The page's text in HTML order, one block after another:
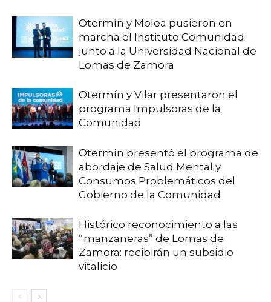
Otermín y Molea pusieron en
marcha el Instituto Comunidad
junto a la Universidad Nacional de
Lomas de Zamora
Otermín y Vilar presentaron el
programa Impulsoras de la
Comunidad
Otermín presentó el programa de
abordaje de Salud Mental y
Consumos Problemáticos del
Gobierno de la Comunidad
Histórico reconocimiento a las
“manzaneras” de Lomas de
Zamora: recibirán un subsidio
vitalicio